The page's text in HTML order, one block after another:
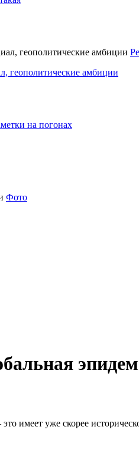
геополитические амбиции
на погонах
Фото
имеет уже скорее